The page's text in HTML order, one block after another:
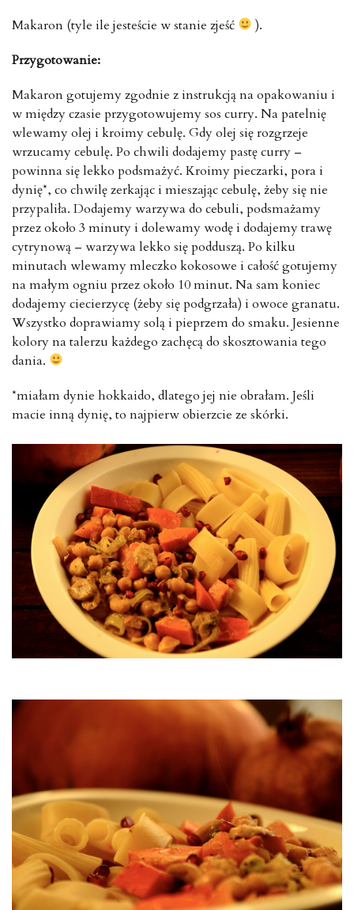
Makaron (tyle ile jesteście w stanie zjeść
).
Przygotowanie:
Makaron gotujemy zgodnie z instrukcją na opakowaniu i
w między czasie przygotowujemy sos curry. Na patelnię
wlewamy olej i kroimy cebulę. Gdy olej się rozgrzeje
wrzucamy cebulę. Po chwili dodajemy pastę curry –
powinna się lekko podsmażyć. Kroimy pieczarki, pora i
dynię*, co chwilę zerkając i mieszając cebulę, żeby się nie
przypaliła. Dodajemy warzywa do cebuli, podsmażamy
przez około 3 minuty i dolewamy wodę i dodajemy trawę
cytrynową – warzywa lekko się podduszą. Po kilku
minutach wlewamy mleczko kokosowe i całość gotujemy
na małym ogniu przez około 10 minut. Na sam koniec
dodajemy ciecierzycę (żeby się podgrzała) i owoce granatu.
Wszystko doprawiamy solą i pieprzem do smaku. Jesienne
kolory na talerzu każdego zachęcą do skosztowania tego
dania.
*miałam dynie hokkaido, dlatego jej nie obrałam. Jeśli
macie inną dynię, to najpierw obierzcie ze skórki.